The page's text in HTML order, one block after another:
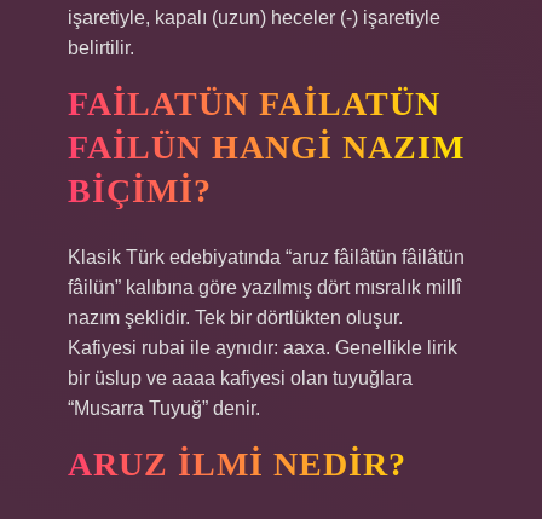
işaretiyle, kapalı (uzun) heceler (-) işaretiyle
belirtilir.
FAILATÜN FAILATÜN
FAILÜN HANGI NAZIM
BIÇIMI?
Klasik Türk edebiyatında “aruz fâilâtün fâilâtün
fâilün” kalıbına göre yazılmış dört mısralık millî
nazım şeklidir. Tek bir dörtlükten oluşur.
Kafiyesi rubai ile aynıdır: aaxa. Genellikle lirik
bir üslup ve aaaa kafiyesi olan tuyuğlara
“Musarra Tuyuğ” denir.
ARUZ ILMI NEDIR?